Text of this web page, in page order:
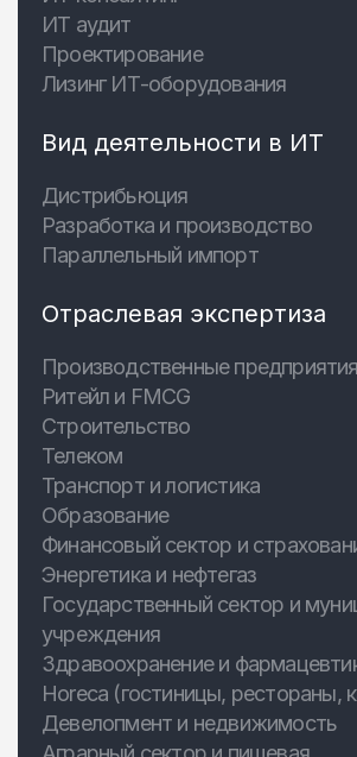
ИТ аудит
Проектирование
Лизинг ИТ-оборудования
Вид деятельности в ИТ
Дистрибьюция
Разработка и производство
Параллельный импорт
Отраслевая экспертиза
Производственные предприятия
Ритейл и FMCG
Строительство
Телеком
Транспорт и логистика
Образование
Финансовый сектор и
Энергетика и нефтегаз
Государственный сектор и
учреждения
Здравоохранение и
Horeca (гостиницы, рестораны,
Девелопмент и недвижимость